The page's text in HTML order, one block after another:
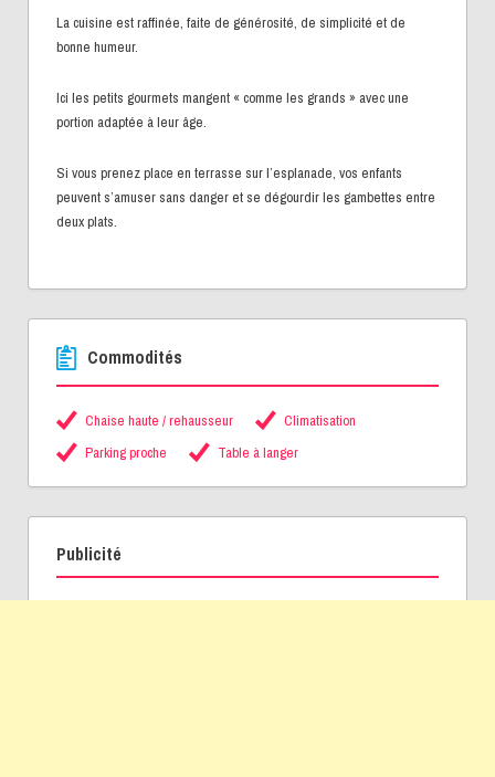
La cuisine est raffinée, faite de générosité, de simplicité et de
bonne humeur.
Ici les petits gourmets mangent « comme les grands » avec une
portion adaptée à leur âge.
Si vous prenez place en terrasse sur l’esplanade, vos enfants
peuvent s’amuser sans danger et se dégourdir les gambettes entre
deux plats.
Commodités
Chaise haute / rehausseur
Climatisation
Parking proche
Table à langer
Publicité